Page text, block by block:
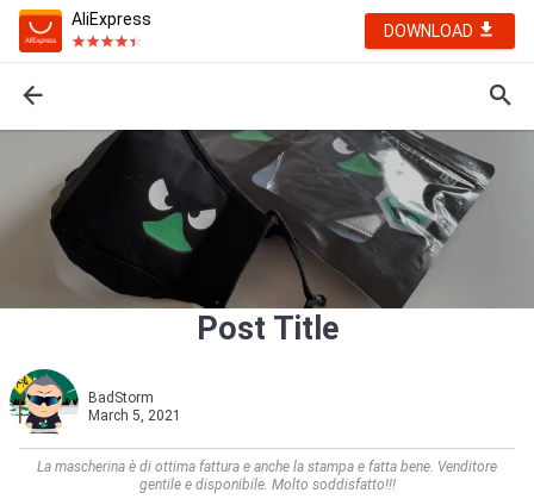
AliExpress
DOWNLOAD
Post Title
BadStorm
March 5, 2021
La mascherina è di ottima fattura e anche la stampa e fatta bene. Venditore
gentile e disponibile. Molto soddisfatto!!!